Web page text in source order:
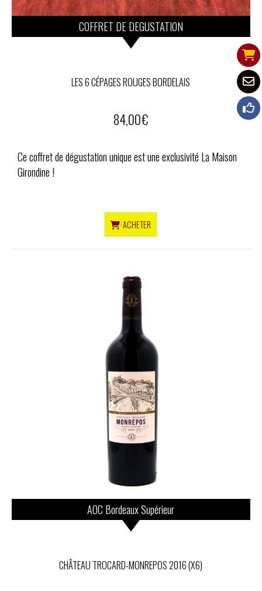
COFFRET DE DEGUSTATION
LES 6 CÉPAGES ROUGES BORDELAIS
84,00€
Ce coffret de dégustation unique est une exclusivité La Maison
Girondine !
ACHETER
AOC Bordeaux Supérieur
CHÂTEAU TROCARD-MONREPOS 2016 (X6)